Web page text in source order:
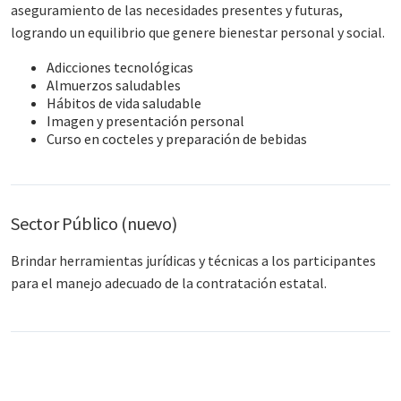
aseguramiento de las necesidades presentes y futuras,
logrando un equilibrio que genere bienestar personal y social.​
Adicciones tecnológicas​
Almuerzos saludables​
Hábitos de vida saludable​
Imagen y presentación personal​
Curso en cocteles y preparación de bebidas​
Sector Público (nuevo)
Brindar herramientas jurídicas y técnicas a los participantes
para el manejo adecuado de la contratación estatal.​